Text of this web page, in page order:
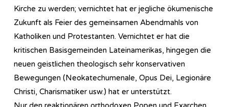
Kirche zu werden; vernichtet hat er jegliche ökumenische
Zukunft als Feier des gemeinsamen Abendmahls von
Katholiken und Protestanten. Vernichtet er hat die
kritischen Basisgemeinden Lateinamerikas, hingegen die
neuen geistlichen theologisch sehr konservativen
Bewegungen (Neokatechumenale, Opus Dei, Legionäre
Christi, Charismatiker usw.) hat er unterstützt.